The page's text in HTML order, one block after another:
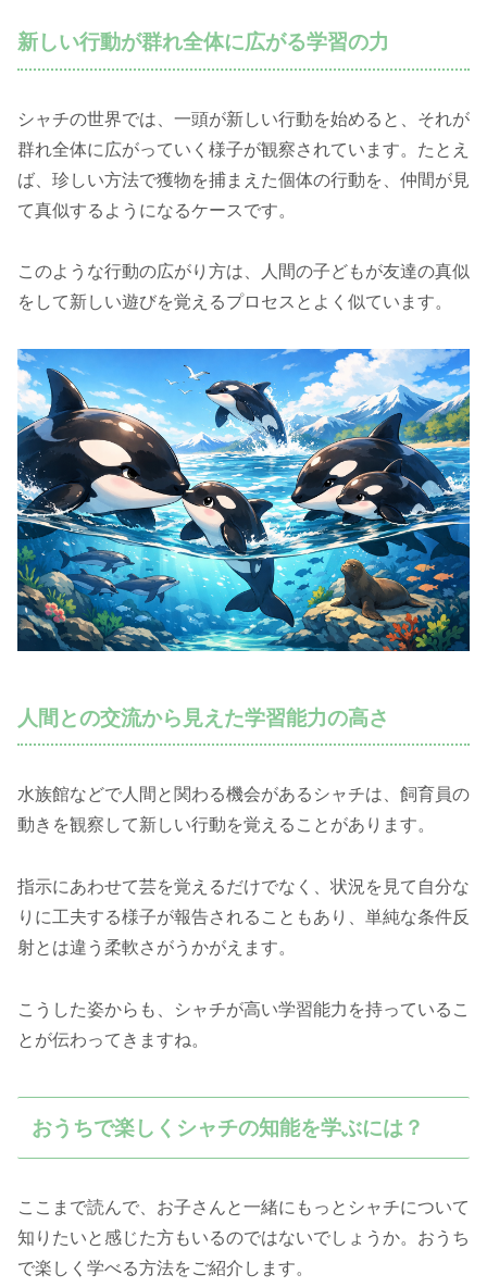
新しい行動が群れ全体に広がる学習の力
シャチの世界では、一頭が新しい行動を始めると、それが
群れ全体に広がっていく様子が観察されています。たとえ
ば、珍しい方法で獲物を捕まえた個体の行動を、仲間が見
て真似するようになるケースです。
このような行動の広がり方は、人間の子どもが友達の真似
をして新しい遊びを覚えるプロセスとよく似ています。
人間との交流から見えた学習能力の高さ
水族館などで人間と関わる機会があるシャチは、飼育員の
動きを観察して新しい行動を覚えることがあります。
指示にあわせて芸を覚えるだけでなく、状況を見て自分な
りに工夫する様子が報告されることもあり、単純な条件反
射とは違う柔軟さがうかがえます。
こうした姿からも、シャチが高い学習能力を持っているこ
とが伝わってきますね。
おうちで楽しくシャチの知能を学ぶには？
ここまで読んで、お子さんと一緒にもっとシャチについて
知りたいと感じた方もいるのではないでしょうか。おうち
で楽しく学べる方法をご紹介します。